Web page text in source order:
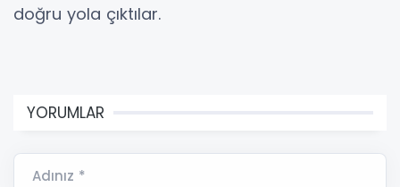
doğru yola çıktılar.
YORUMLAR
Adınız *